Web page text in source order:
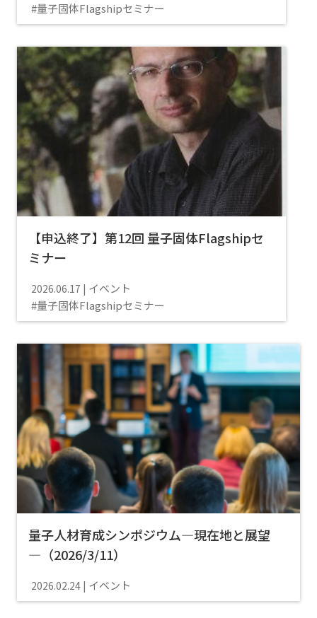
量子固体Flagshipセミナー
【申込終了】第12回 量子固体Flagshipセ
ミナー
2026.06.17
イベント
量子固体Flagshipセミナー
量子人材育成シンポジウム―現在地と展望
―（2026/3/11）
2026.02.24 イベント